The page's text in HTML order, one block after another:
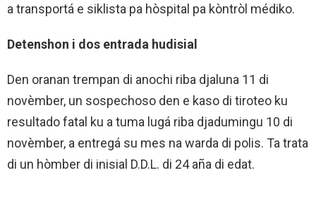
a transportá e siklista pa hòspital pa kòntròl médiko.
Detenshon i dos entrada hudisial
Den oranan trempan di anochi riba djaluna 11 di
novèmber, un sospechoso den e kaso di tiroteo ku
resultado fatal ku a tuma lugá riba djadumingu 10 di
novèmber, a entregá su mes na warda di polis. Ta trata
di un hòmber di inisial D.D.L. di 24 aña di edat.